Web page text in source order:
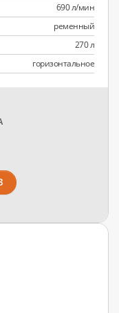
690 л/мин
ременный
270 л
горизонтальное